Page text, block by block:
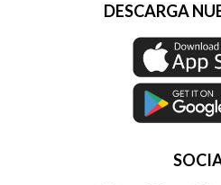
DESCARGA